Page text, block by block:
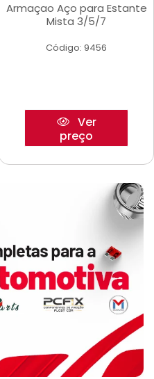
Armaçao Aço para Estante
Mista 3/5/7
Código: 9456
Ver
preço